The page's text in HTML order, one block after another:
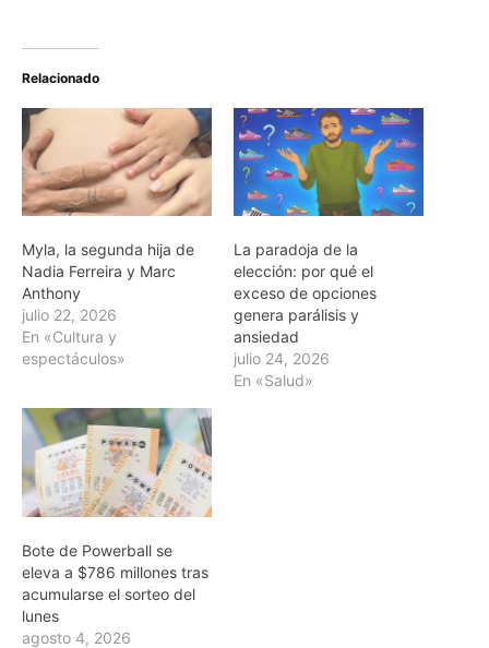
Relacionado
Myla, la segunda hija de
Nadia Ferreira y Marc
Anthony
julio 22, 2026
En «Cultura y
espectáculos»
La paradoja de la
elección: por qué el
exceso de opciones
genera parálisis y
ansiedad
julio 24, 2026
En «Salud»
Bote de Powerball se
eleva a $786 millones tras
acumularse el sorteo del
lunes
agosto 4, 2026